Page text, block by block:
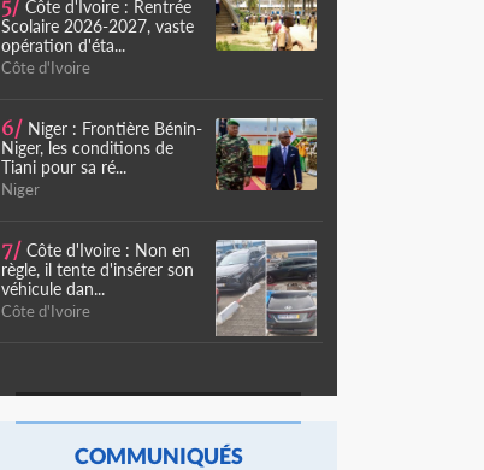
5/ Côte d'Ivoire : Rentrée
Scolaire 2026-2027, vaste
opération d'éta...
Côte d'Ivoire
6/ Niger : Frontière Bénin-
Niger, les conditions de
Tiani pour sa ré...
Niger
7/ Côte d'Ivoire : Non en
règle, il tente d'insérer son
véhicule dan...
Côte d'Ivoire
COMMUNIQUÉS